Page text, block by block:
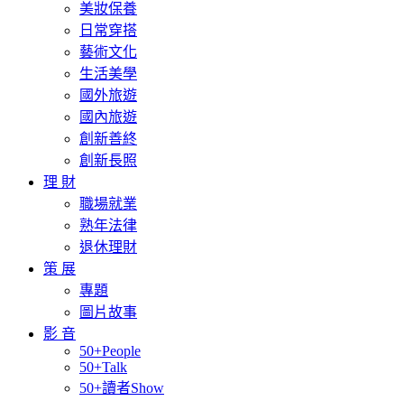
美妝保養
日常穿搭
藝術文化
生活美學
國外旅遊
國內旅遊
創新善終
創新長照
理 財
職場就業
熟年法律
退休理財
策 展
專題
圖片故事
影 音
50+People
50+Talk
50+讀者Show